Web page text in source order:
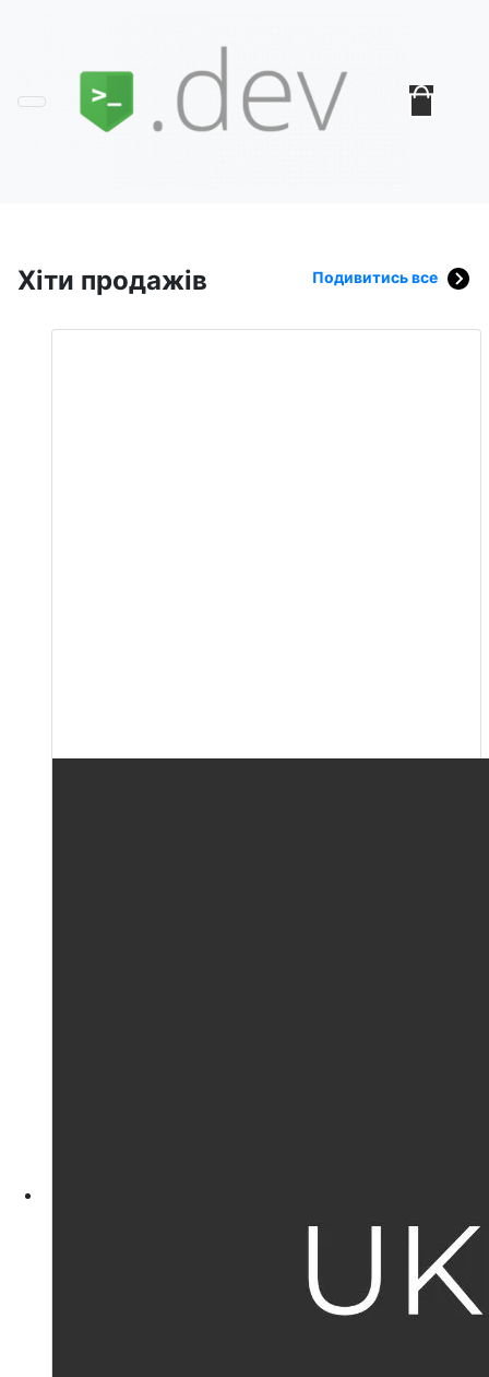
Хіти продажів Подивитись все